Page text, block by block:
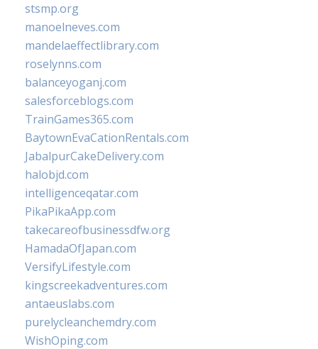
stsmp.org
manoelneves.com
mandelaeffectlibrary.com
roselynns.com
balanceyoganj.com
salesforceblogs.com
TrainGames365.com
BaytownEvaCationRentals.com
JabalpurCakeDelivery.com
halobjd.com
intelligenceqatar.com
PikaPikaApp.com
takecareofbusinessdfw.org
HamadaOfJapan.com
VersifyLifestyle.com
kingscreekadventures.com
antaeuslabs.com
purelycleanchemdry.com
WishOping.com